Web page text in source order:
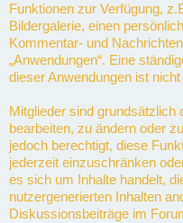
Funktionen zur Verfügung,
Bildergalerie, einen
Kommentar- und
„Anwendungen“. Eine
dieser Anwendungen ist
Mitglieder sind grundsätzlich
bearbeiten, zu ändern oder
jedoch berechtigt, diese
jederzeit einzuschränken
es sich um Inhalte handelt,
nutzergenerierten Inhalten
Diskussionsbeiträge im